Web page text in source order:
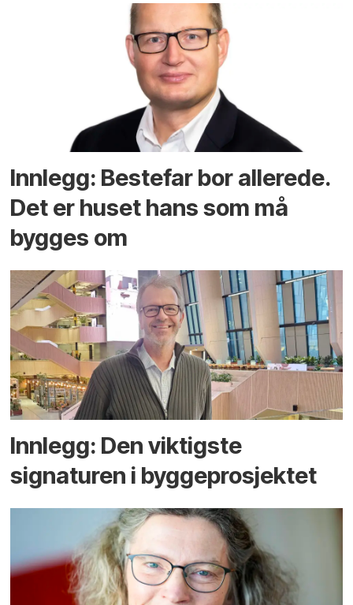
Innlegg: Bestefar bor allerede.
Det er huset hans som må
bygges om
Innlegg: Den viktigste
signaturen i bygge­­prosjektet